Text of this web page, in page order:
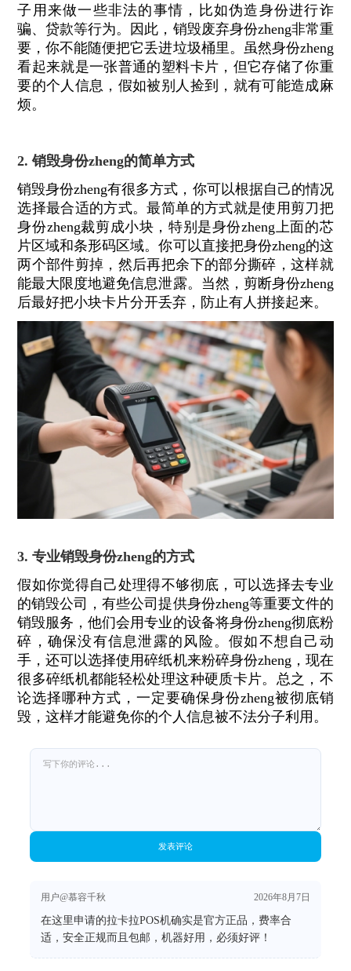
子用来做一些非法的事情，比如伪造身份进行诈
骗、贷款等行为。因此，销毁废弃身份zheng非常重
要，你不能随便把它丢进垃圾桶里。虽然身份zheng
看起来就是一张普通的塑料卡片，但它存储了你重
要的个人信息，假如被别人捡到，就有可能造成麻
烦。
2. 销毁身份zheng的简单方式
销毁身份zheng有很多方式，你可以根据自己的情况
选择最合适的方式。最简单的方式就是使用剪刀把
身份zheng裁剪成小块，特别是身份zheng上面的芯
片区域和条形码区域。你可以直接把身份zheng的这
两个部件剪掉，然后再把余下的部分撕碎，这样就
能最大限度地避免信息泄露。当然，剪断身份zheng
后最好把小块卡片分开丢弃，防止有人拼接起来。
3. 专业销毁身份zheng的方式
假如你觉得自己处理得不够彻底，可以选择去专业
的销毁公司，有些公司提供身份zheng等重要文件的
销毁服务，他们会用专业的设备将身份zheng彻底粉
碎，确保没有信息泄露的风险。假如不想自己动
手，还可以选择使用碎纸机来粉碎身份zheng，现在
很多碎纸机都能轻松处理这种硬质卡片。总之，不
论选择哪种方式，一定要确保身份zheng被彻底销
毁，这样才能避免你的个人信息被不法分子利用。
发表评论
用户@慕容千秋 2026年8月7日
在这里申请的拉卡拉POS机确实是官方正品，费率合
适，安全正规而且包邮，机器好用，必须好评！